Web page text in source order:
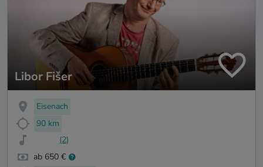
Libor Fišer
Eisenach
90 km
(2)
ab 650 €